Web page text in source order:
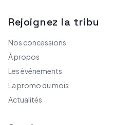
Rejoignez la tribu
Nos concessions
À propos
Les événements
La promo du mois
Actualités